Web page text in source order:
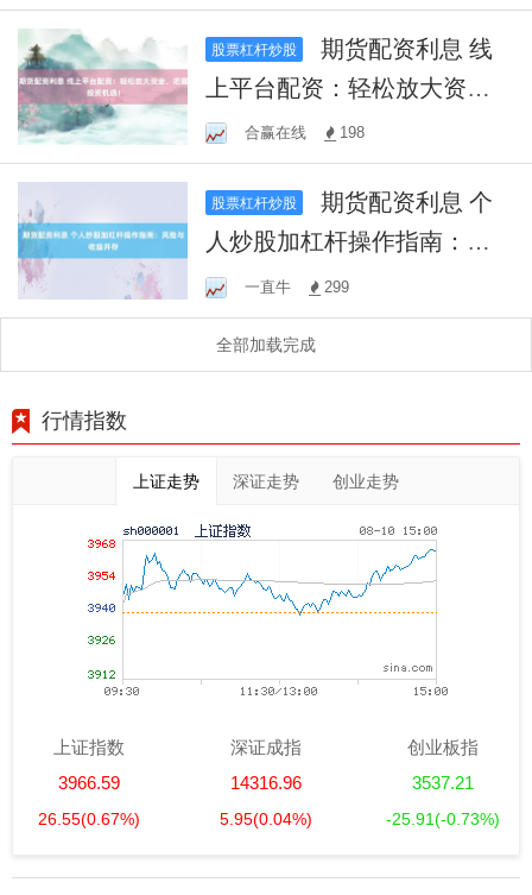
股票杠杆炒股
期货配资利息 线
上平台配资：轻松放大资
金，把握投资机遇！
合赢在线 198
股票杠杆炒股
期货配资利息 个
人炒股加杠杆操作指南：风
险与收益并存
一直牛 299
全部加载完成
行情指数
上证走势 深证走势 创业走势
上证指数
3966.59
26.55(0.67%)
深证成指
14316.96
5.95(0.04%)
创业板指
3537.21
-25.91(-0.73%)